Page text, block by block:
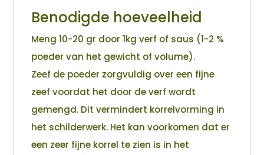
Benodigde hoeveelheid
Meng 10-20 gr door 1kg verf of saus (1-2 %
poeder van het gewicht of volume).
Zeef de poeder zorgvuldig over een fijne
zeef voordat het door de verf wordt
gemengd. Dit vermindert korrelvorming in
het schilderwerk. Het kan voorkomen dat er
een zeer fijne korrel te zien is in het